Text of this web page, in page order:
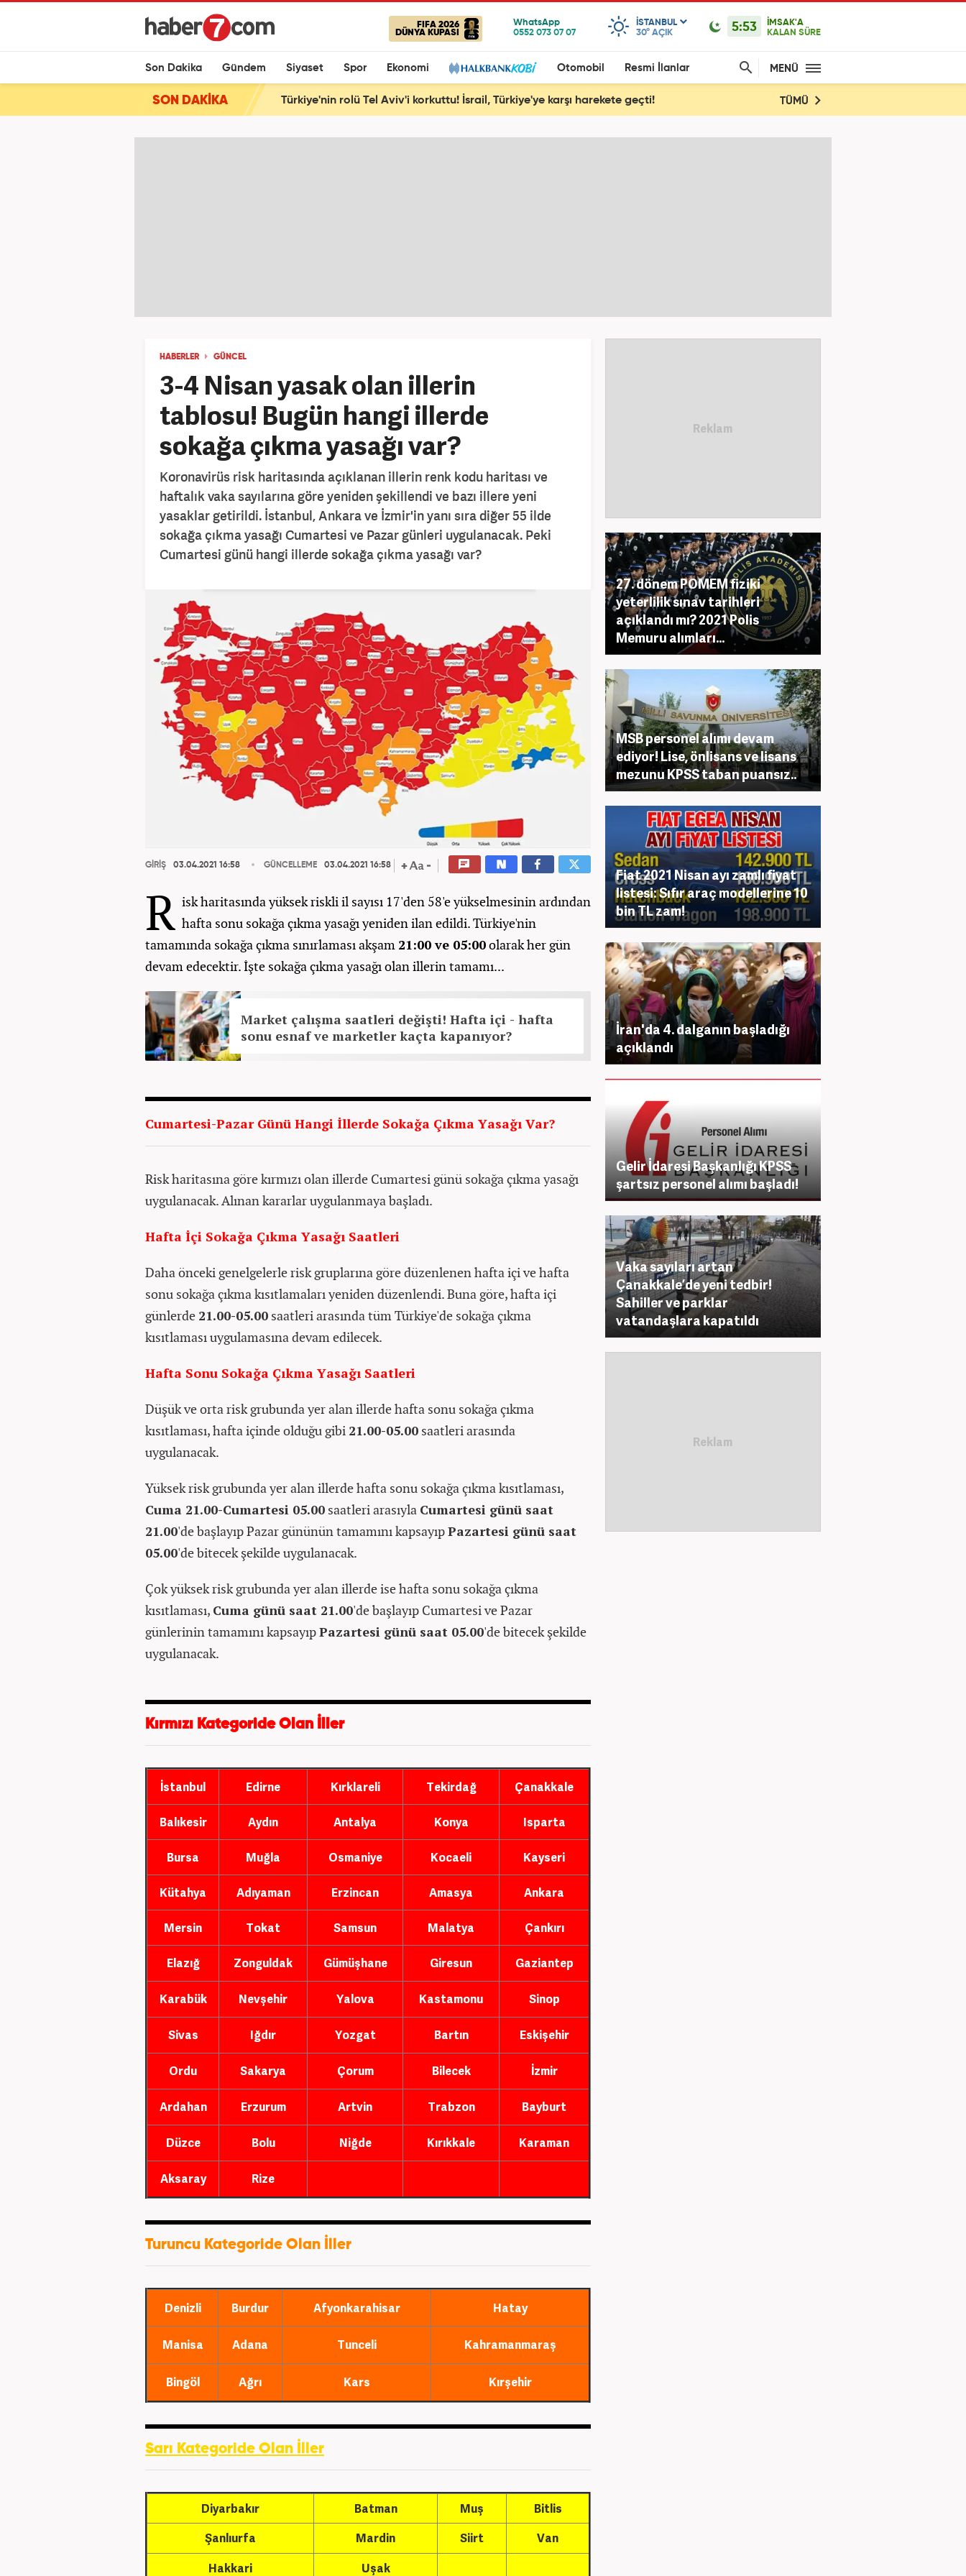
FIFA 2026
DÜNYA KUPASI
ISTANBUL
30° AÇIK 5:53
İMSAK'A
KALAN SÜRE
Son Dakika Gündem Siyaset Spor Ekonomi Otomobil Resmi İlanlar MENÜ
SON DAKİKA Türkiye'nin rolü Tel Aviv'i korkuttu! İsrail, Türkiye'ye karşı harekete geçti! TÜMÜ
HABERLER GÜNCEL
3-4 Nisan yasak olan illerin
tablosu! Bugün hangi illerde
sokağa çıkma yasağı var?
Koronavirüs risk haritasında açıklanan illerin renk kodu haritası ve
haftalık vaka sayılarına göre yeniden şekillendi ve bazı illere yeni
yasaklar getirildi. İstanbul, Ankara ve İzmir'in yanı sıra diğer 55 ilde
sokağa çıkma yasağı Cumartesi ve Pazar günleri uygulanacak. Peki
Cumartesi günü hangi illerde sokağa çıkma yasağı var?
GİRİŞ 03.04.2021 16:58 GÜNCELLEME 03.04.2021 16:58
R isk haritasında yüksek riskli il sayısı 17'den 58'e yükselmesinin ardından
hafta sonu sokağa çıkma yasağı yeniden ilan edildi. Türkiye'nin
tamamında sokağa çıkma sınırlaması akşam 21:00 ve 05:00olarak her gün
devam edecektir. İşte sokağa çıkma yasağı olan illerin tamamı...
Market çalışma saatleri değişti! Hafta içi - hafta
sonu esnaf ve marketler kaçta kapanıyor?
Cumartesi-Pazar Günü Hangi İllerde Sokağa Çıkma Yasağı Var?
Risk haritasına göre kırmızı olan illerde Cumartesi günü sokağa çıkma yasağı
uygulanacak. Alınan kararlar uygulanmaya başladı.
Hafta İçi Sokağa Çıkma Yasağı Saatleri
Daha önceki genelgelerle risk gruplarına göre düzenlenen hafta içi ve hafta
sonu sokağa çıkma kısıtlamaları yeniden düzenlendi. Buna göre, hafta içi
günlerde 21.00-05.00 saatleri arasında tüm Türkiye'de sokağa çıkma
kısıtlaması uygulamasına devam edilecek.
Hafta Sonu Sokağa Çıkma Yasağı Saatleri
Düşük ve orta risk grubunda yer alan illerde hafta sonu sokağa çıkma
kısıtlaması, hafta içinde olduğu gibi 21.00-05.00 saatleri arasında
uygulanacak.
Yüksek risk grubunda yer alan illerde hafta sonu sokağa çıkma kısıtlaması,
Cuma 21.00-Cumartesi 05.00 saatleri arasıyla Cumartesi günü saat
21.00'de başlayıp Pazar gününün tamamını kapsayıpPazartesi günü saat
05.00'de bitecek şekilde uygulanacak.
Çok yüksek risk grubunda yer alan illerde ise hafta sonu sokağa çıkma
kısıtlaması, Cuma günü saat 21.00'de başlayıp Cumartesi ve Pazar
günlerinin tamamını kapsayıpPazartesi günü saat 05.00'de bitecek şekilde
uygulanacak.
Kırmızı Kategoride Olan İller
İstanbul Edirne Kırklareli Tekirdağ Çanakkale
Balıkesir Aydın Antalya Konya Isparta
Bursa Muğla Osmaniye Kocaeli Kayseri
Kütahya Adıyaman Erzincan Amasya Ankara
Mersin Tokat Samsun Malatya Çankırı
Elazığ Zonguldak Gümüşhane Giresun Gaziantep
Karabük Nevşehir Yalova Kastamonu Sinop
Sivas Iğdır Yozgat Bartın Eskişehir
Ordu Sakarya Çorum Bilecek İzmir
Ardahan Erzurum Artvin Trabzon Bayburt
Düzce Bolu Niğde Kırıkkale Karaman
Aksaray Rize
Turuncu Kategoride Olan İller
Denizli Burdur Afyonkarahisar Hatay
Manisa Adana Tunceli Kahramanmaraş
Bingöl Ağrı Kars Kırşehir
Sarı Kategoride Olan İller
Diyarbakır Batman Muş
Bitlis
Şanlıurfa
Mardin Siirt
Van
Hakkari
Uşak
27. dönem POMEM fiziki
yeterlilik sınav tarihleri
açıklandı mı? 2021 Polis
Memuru alımları...
MSB personel alımı devam
ediyor! Lise, önlisans ve lisans
mezunu KPSS taban puansız..
Fiat 2021 Nisan ayı zamlı fiyat
listesi: Sıfır araç modellerine 10
bin TL zam!
İran'da 4. dalganın başladığı
açıklandı
Gelir İdaresi Başkanlığı KPSS
şartsız personel alımı başladı!
Vaka sayıları artan
Çanakkale’de yeni tedbir!
Sahiller ve parklar
vatandaşlara kapatıldı